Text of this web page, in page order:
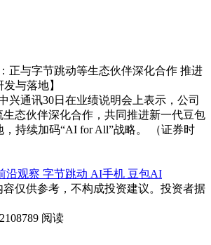
正与字节跳动等生态伙伴深化合作 推进
与落地】
兴通讯30日在业绩说明会上表示，公司
态伙伴深化合作，共同推进新一代豆包
持续加码“AI for All”战略。 （证券时
沿观察 字节跳动 AI手机 豆包AI
仅供参考，不构成投资建议。投资者据
2108789 阅读